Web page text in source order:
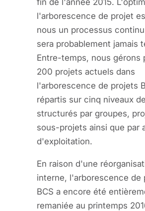
l'arborescence de projet
nous un processus
sera probablement jamais
Entre-temps, nous gérons
200 projets actuels dans
l'arborescence de projets
répartis sur cinq niveaux
structurés par groupes,
sous-projets ainsi que par
d'exploitation.
En raison d'une
interne, l'arborescence de
BCS a encore été
remaniée au printemps